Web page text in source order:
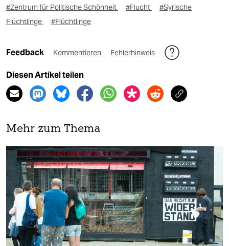
#Zentrum für Politische Schönheit #Flucht
#Syrische
Flüchtlinge
#Flüchtlinge
Feedback Kommentieren Fehlerhinweis
Diesen Artikel teilen
Mehr zum Thema